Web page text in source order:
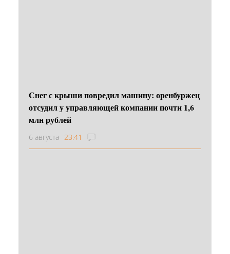
Снег с крыши повредил машину: оренбуржец
отсудил у управляющей компании почти 1,6
млн рублей
6 августа 23:41